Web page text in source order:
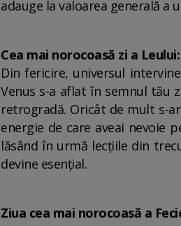
adauge la valoarea generală a
Cea mai norocoasă zi a
Din fericire, universul
Venus s-a aflat în semnul tău
retrogradă. Oricât de mult s-
energie de care aveai nevoie
lăsând în urmă lecțiile din
devine esențial.
Ziua cea mai norocoasă a